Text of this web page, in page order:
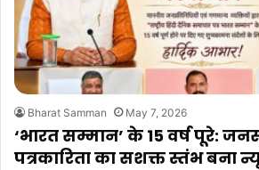
Bharat Samman May 7, 2026
‘भारत सम्मान’ के 15 वर्ष पूरे:
पत्रकारिता का सशक्त स्तंभ बना